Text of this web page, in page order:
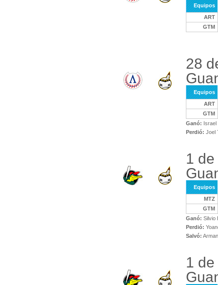
Equipos
ART
GTM
28
Equipos
ART
GTM
Ganó: Israel
Perdió: Joel
1
Equipos
MTZ
GTM
Ganó: Silvio
Perdió:
Salvó:
1